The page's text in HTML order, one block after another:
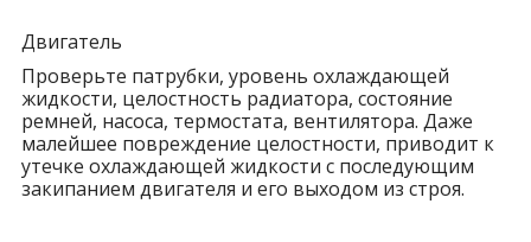
Двигатель
Проверьте патрубки, уровень охлаждающей
жидкости, целостность радиатора, состояние
ремней, насоса, термостата, вентилятора. Даже
малейшее повреждение целостности, приводит к
утечке охлаждающей жидкости с последующим
закипанием двигателя и его выходом из строя.